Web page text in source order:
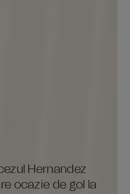
Hernandez
ocazie de gol la